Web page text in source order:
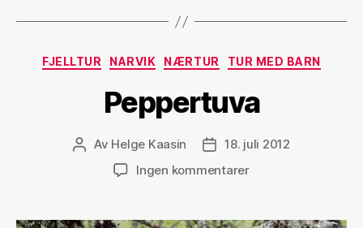
Kategorier
FJELLTUR NARVIK NÆRTUR TUR MED BARN
Peppertuva
Innleggsforfatter
Av Helge Kaasin Publiseringsdato
18. juli 2012
Ingen kommentarertil